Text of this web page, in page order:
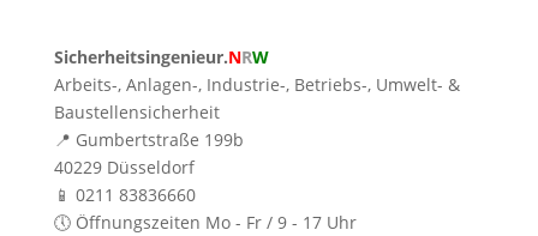
Sicherheitsingenieur.NRW
Arbeits-, Anlagen-, Industrie-, Betriebs-, Umwelt- &
Baustellensicherheit
📍 Gumbertstraße 199b
40229 Düsseldorf
📱 0211 83836660
🕔 Öffnungszeiten Mo - Fr / 9 - 17 Uhr